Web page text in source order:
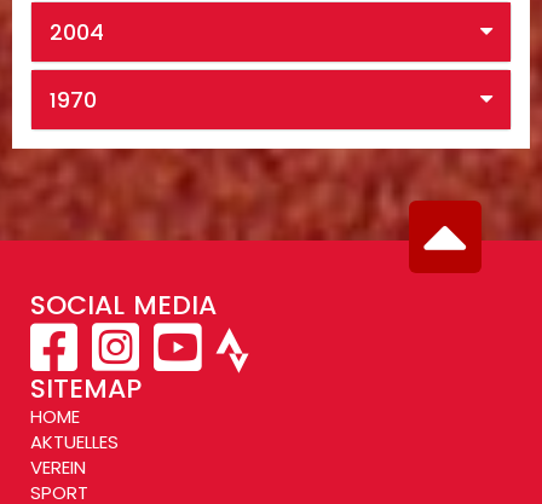
2004
1970
SOCIAL MEDIA
SITEMAP
HOME
AKTUELLES
VEREIN
SPORT